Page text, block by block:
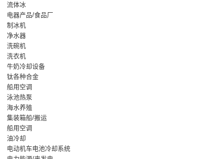
流体冰
电器产品/食品厂
制冰机
净水器
洗碗机
洗衣机
牛奶冷却设备
钛各种合金
船用空调
泳池热泵
海水养殖
集装箱船/搬运
船用空调
油冷却
电动机车电池冷却系统